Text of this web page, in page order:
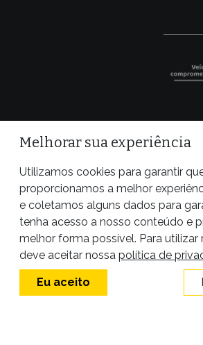
Melhorar sua experiência
Utilizamos cookies para garantir
proporcionamos a melhor
e coletamos alguns dados para
tenha acesso a nosso conteúdo e
melhor forma possível. Para utilizar
deve aceitar nossa política de
Eu aceito